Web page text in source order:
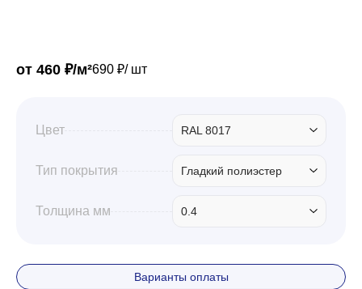
от 460 ₽/м²690 ₽/ шт
Цвет RAL 8017
Тип покрытия Гладкий полиэстер
Толщина мм 0.4
Варианты оплаты